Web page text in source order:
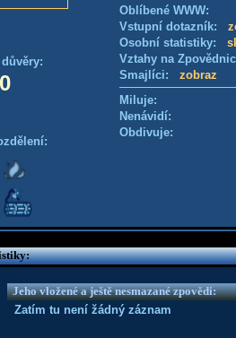
důvěry:
0
Oblíbené WWW:
Vstupní dotazník:
Osobní statistiky:
Vztahy na
Smajlíci: zobraz
Miluje:
Nenávidí:
Obdivuje:
Jeho vložené a ještě nesmazané zpovědi:
Zatím tu není žádný záznam